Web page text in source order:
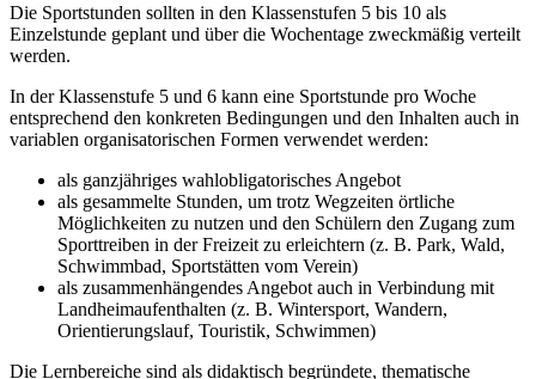
Die Sportstunden sollten in den Klassenstufen 5 bis 10 als
Einzelstunde geplant und über die Wochentage zweckmäßig verteilt
werden.
In der Klassenstufe 5 und 6 kann eine Sportstunde pro Woche
entsprechend den konkreten Bedingungen und den Inhalten auch in
variablen organisatorischen Formen verwendet werden:
als ganzjähriges wahlobligatorisches Angebot
als gesammelte Stunden, um trotz Wegzeiten örtliche
Möglichkeiten zu nutzen und den Schülern den Zugang zum
Sporttreiben in der Freizeit zu erleichtern (z. B. Park, Wald,
Schwimmbad, Sportstätten vom Verein)
als zusammenhängendes Angebot auch in Verbindung mit
Landheimaufenthalten (z. B. Wintersport, Wandern,
Orientierungslauf, Touristik, Schwimmen)
Die Lernbereiche sind als didaktisch begründete, thematische